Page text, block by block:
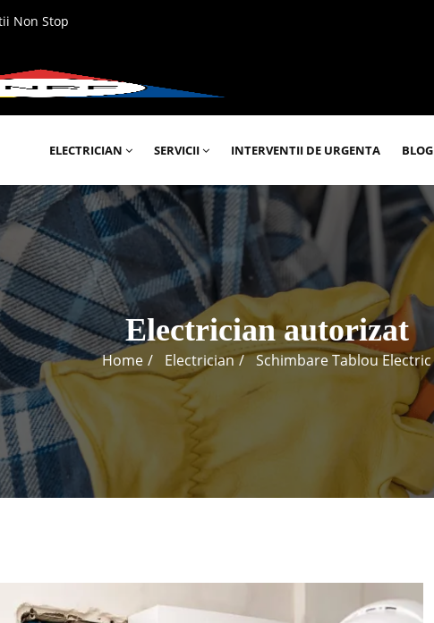
Non Stop
ELECTRICIAN SERVICII INTERVENTII DE URGENTA BLOG
Electrician autorizat
Home Electrician Schimbare Tablou Electric